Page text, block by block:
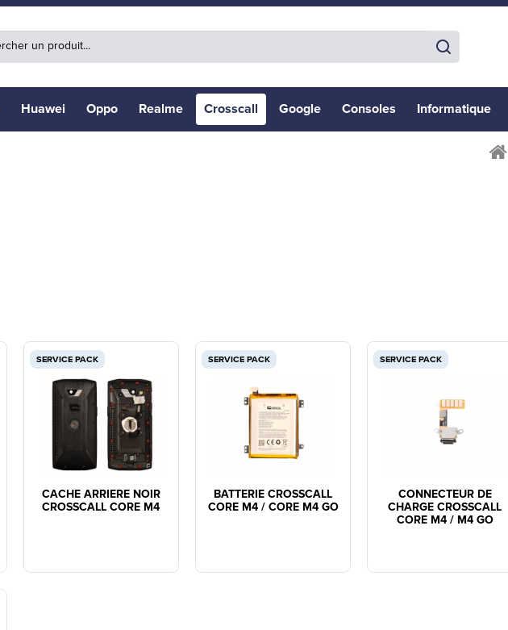
Huawei Oppo Realme Crosscall Google Consoles Informatique
SERVICE PACK
CACHE ARRIERE NOIR
CROSSCALL CORE M4
SERVICE PACK
BATTERIE CROSSCALL
CORE M4 / CORE M4 GO
SERVICE PACK
CONNECTEUR DE
CHARGE CROSSCALL
CORE M4 / M4 GO